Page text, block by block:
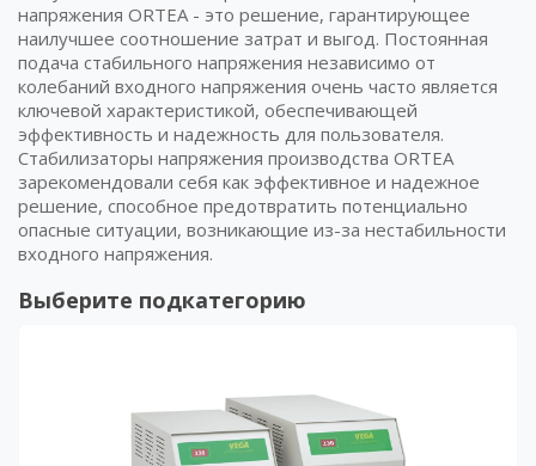
напряжения ORTEA - это решение, гарантирующее
наилучшее соотношение затрат и выгод. Постоянная
подача стабильного напряжения независимо от
колебаний входного напряжения очень часто является
ключевой характеристикой, обеспечивающей
эффективность и надежность для пользователя.
Стабилизаторы напряжения производства ORTEA
зарекомендовали себя как эффективное и надежное
решение, способное предотвратить потенциально
опасные ситуации, возникающие из-за нестабильности
входного напряжения.
Выберите подкатегорию